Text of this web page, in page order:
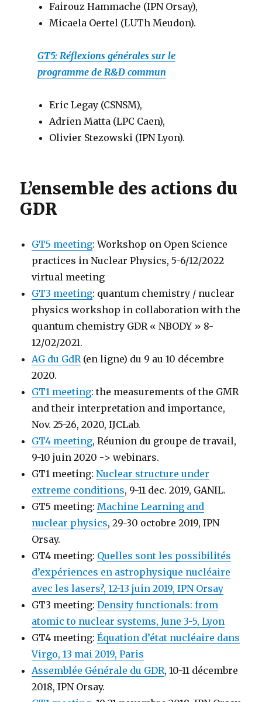
Fairouz Hammache (IPN Orsay),
Micaela Oertel (LUTh Meudon).
GT5: Réflexions générales sur le
programme de R&D commun
Eric Legay (CSNSM),
Adrien Matta (LPC Caen),
Olivier Stezowski (IPN Lyon).
L’ensemble des actions du
GDR
GT5 meeting: Workshop on Open Science
practices in Nuclear Physics, 5-6/12/2022
virtual meeting
GT3 meeting: quantum chemistry / nuclear
physics workshop in collaboration with the
quantum chemistry GDR « NBODY » 8-
12/02/2021.
AG du GdR(en ligne) du 9 au 10 décembre
2020.
GT1 meeting: the measurements of the GMR
and their interpretation and importance,
Nov. 25-26, 2020, IJCLab.
GT4 meeting, Réunion du groupe de travail,
9-10 juin 2020 -> webinars.
GT1 meeting:Nuclear structure under
extreme conditions, 9-11 dec. 2019, GANIL.
GT5 meeting:Machine Learning and
nuclear physics, 29-30 octobre 2019, IPN
Orsay.
GT4 meeting: Quelles sont les possibilités
d’expériences en astrophysique nucléaire
avec les lasers?, 12-13 juin 2019, IPN Orsay
GT3 meeting:Density functionals: from
atomic to nuclear systems, June 3-5, Lyon
GT4 meeting:Équation d’état nucléaire dans
Virgo, 13 mai 2019, Paris
Assemblée Générale du GDR, 10-11 décembre
2018, IPN Orsay.